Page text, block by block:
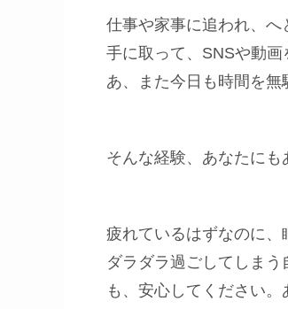
仕事や家事に追われ、
手に取って、SNSや動
あ、また今日も時間を
そんな経験、あなたにも
疲れているはずなのに
ダラダラ過ごしてしま
も、安心してください。